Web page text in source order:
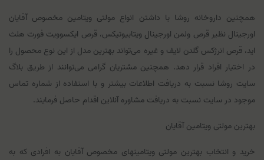
همچنین داروخانه روشا با داشتن انواع مولتی‌ ویتامین مخصوص آقایان
اورجینال نظیر قرص ولمن اورجینال ویتابیوتیکس، قرص ایکسوویت فورت هلث
اید، قرص انرژکس گلدن لایف و غیره می‌تواند بهترین مدل از این نوع محصول را
در اختیار افراد قرار دهد. همچنین مشتریان گرامی می‌توانند از طریق بلاگ
سایت روشا نسبت به دریافت اطلاعات بیشتر و با استفاده از شماره تماس
موجود در سایت نسبت به دریافت مشاوره آنلاین اقدام حاصل فرمایند.
بهترین مولتی‌ ویتامین آقایان
خرید و انتخاب بهترین مولتی ویتامینهای مخصوص آقایان به افرادی که به